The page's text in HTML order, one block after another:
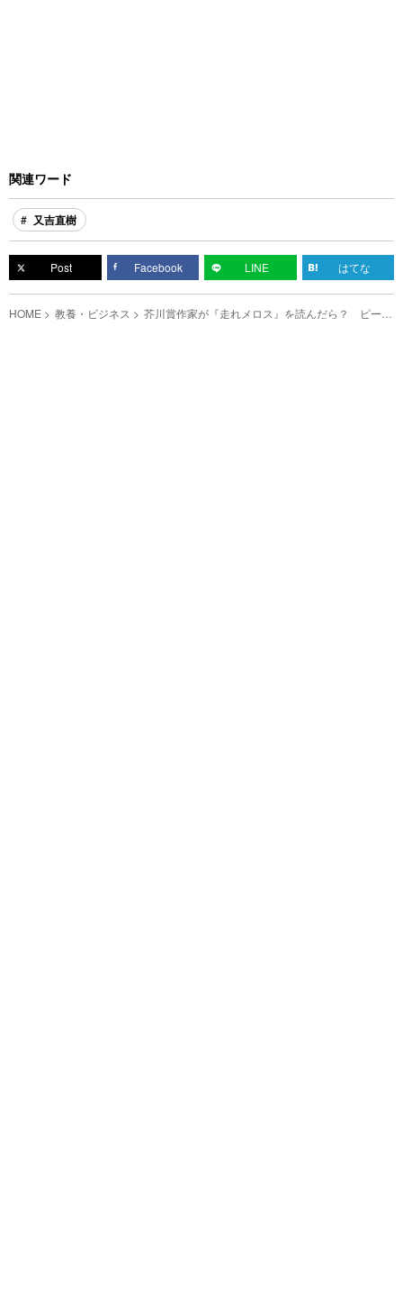
関連ワード
又吉直樹
Post Facebook LINE はてな
HOME 教養・ビジネス 芥川賞作家が『走れメロス』を読んだら？ ピース
又吉の解釈に、惹き込まれる人続出